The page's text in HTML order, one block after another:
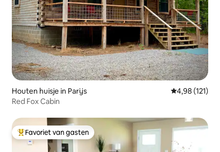
Houten huisje in Parijs Gemiddelde
4,98 (121)
Red Fox Cabin
Topfavoriet van gasten
Favoriet van gasten